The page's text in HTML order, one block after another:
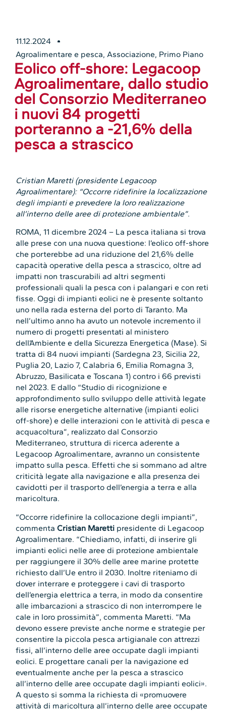
11.12.2024
Agroalimentare e pesca,Associazione, Primo Piano
Eolico off-shore: Legacoop
Agroalimentare, dallo studio
del Consorzio Mediterraneo
i nuovi 84 progetti
porteranno a -21,6% della
pesca a strascico
Cristian Maretti (presidente Legacoop
Agroalimentare): “Occorre ridefinire la localizzazione
degli impianti e prevedere la loro realizzazione
all’interno delle aree di protezione ambientale”.
ROMA, 11 dicembre 2024 – La pesca italiana si trova
alle prese con una nuova questione: l’eolico off-shore
che porterebbe ad una riduzione del 21,6% delle
capacità operative della pesca a strascico, oltre ad
impatti non trascurabili ad altri segmenti
professionali quali la pesca con i palangari e con reti
fisse. Oggi di impianti eolici ne è presente soltanto
uno nella rada esterna del porto di Taranto. Ma
nell’ultimo anno ha avuto un notevole incremento il
numero di progetti presentati al ministero
dell’Ambiente e della Sicurezza Energetica (Mase). Si
tratta di 84 nuovi impianti (Sardegna 23, Sicilia 22,
Puglia 20, Lazio 7, Calabria 6, Emilia Romagna 3,
Abruzzo, Basilicata e Toscana 1) contro i 66 previsti
nel 2023. E dallo “Studio di ricognizione e
approfondimento sullo sviluppo delle attività legate
alle risorse energetiche alternative (impianti eolici
off-shore) e delle interazioni con le attività di pesca e
acquacoltura”, realizzato dal Consorzio
Mediterraneo, struttura di ricerca aderente a
Legacoop Agroalimentare, avranno un consistente
impatto sulla pesca. Effetti che si sommano ad altre
criticità legate alla navigazione e alla presenza dei
cavidotti per il trasporto dell’energia a terra e alla
maricoltura.
“Occorre ridefinire la collocazione degli impianti”,
commentaCristian Maretti presidente di Legacoop
Agroalimentare. “Chiediamo, infatti, di inserire gli
impianti eolici nelle aree di protezione ambientale
per raggiungere il 30% delle aree marine protette
richiesto dall’Ue entro il 2030. Inoltre riteniamo di
dover interrare e proteggere i cavi di trasporto
dell’energia elettrica a terra, in modo da consentire
alle imbarcazioni a strascico di non interrompere le
cale in loro prossimità”, commenta Maretti. “Ma
devono essere previste anche norme e strategie per
consentire la piccola pesca artigianale con attrezzi
fissi, all’interno delle aree occupate dagli impianti
eolici. E progettare canali per la navigazione ed
eventualmente anche per la pesca a strascico
all’interno delle aree occupate dagli impianti eolici».
A questo si somma la richiesta di «promuovere
attività di maricoltura all’interno delle aree occupate